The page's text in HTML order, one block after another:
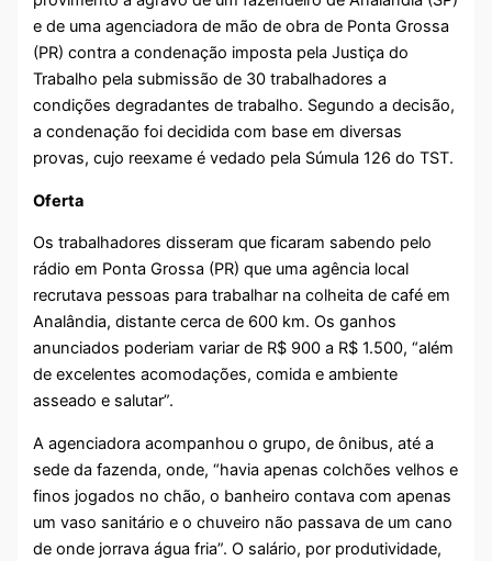
e de uma agenciadora de mão de obra de Ponta Grossa
(PR) contra a condenação imposta pela Justiça do
Trabalho pela submissão de 30 trabalhadores a
condições degradantes de trabalho. Segundo a decisão,
a condenação foi decidida com base em diversas
provas, cujo reexame é vedado pela Súmula 126 do TST.
Oferta
Os trabalhadores disseram que ficaram sabendo pelo
rádio em Ponta Grossa (PR) que uma agência local
recrutava pessoas para trabalhar na colheita de café em
Analândia, distante cerca de 600 km. Os ganhos
anunciados poderiam variar de R$ 900 a R$ 1.500, “além
de excelentes acomodações, comida e ambiente
asseado e salutar”.
A agenciadora acompanhou o grupo, de ônibus, até a
sede da fazenda, onde, “havia apenas colchões velhos e
finos jogados no chão, o banheiro contava com apenas
um vaso sanitário e o chuveiro não passava de um cano
de onde jorrava água fria”. O salário, por produtividade,